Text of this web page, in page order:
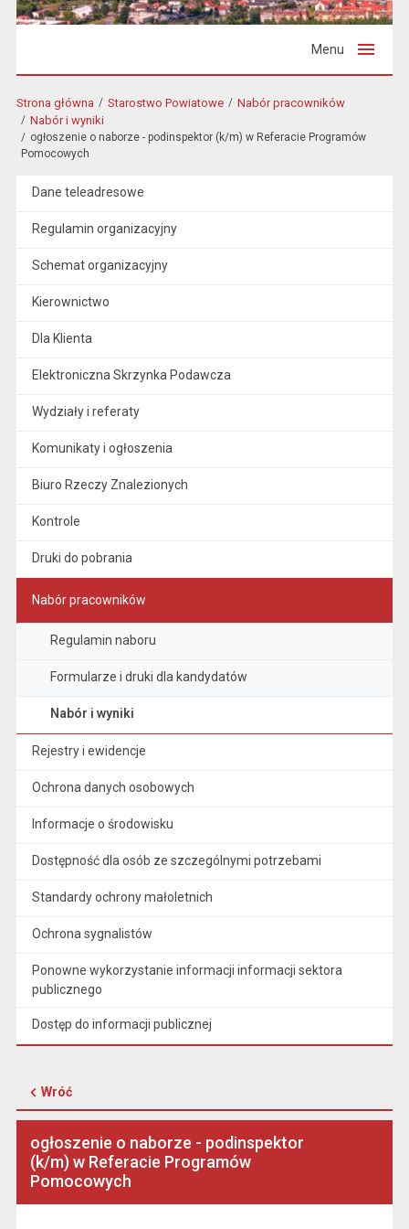
Menu
Strona główna Starostwo Powiatowe
Nabór pracowników
Nabór i wyniki
ogłoszenie o naborze - podinspektor (k/m) w Referacie Programów
Pomocowych
Dane teleadresowe
Regulamin organizacyjny
Schemat organizacyjny
Kierownictwo
Dla Klienta
Elektroniczna Skrzynka Podawcza
Wydziały i referaty
Komunikaty i ogłoszenia
Biuro Rzeczy Znalezionych
Kontrole
Druki do pobrania
Nabór pracowników
Regulamin naboru
Formularze i druki dla kandydatów
Nabór i wyniki
Rejestry i ewidencje
Ochrona danych osobowych
Informacje o środowisku
Dostępność dla osób ze szczególnymi potrzebami
Standardy ochrony małoletnich
Ochrona sygnalistów
Ponowne wykorzystanie informacji informacji sektora
publicznego
Dostęp do informacji publicznej
Wróć
ogłoszenie o naborze - podinspektor
(k/m) w Referacie Programów
Pomocowych